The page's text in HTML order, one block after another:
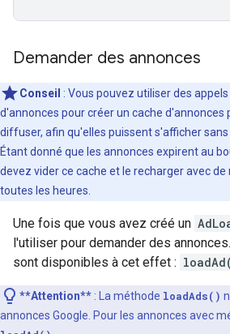
Demander des annonces
Conseil : Vous pouvez utiliser des
d'annonces pour créer un cache d'annonces
diffuser, afin qu'elles puissent s'afficher sans
Étant donné que les annonces expirent au
devez vider ce cache et le recharger avec de
toutes les heures.
Une fois que vous avez créé un
l'utiliser pour demander des
sont disponibles à cet effet :
**Attention** : La méthode loadAds()
annonces Google. Pour les annonces avec